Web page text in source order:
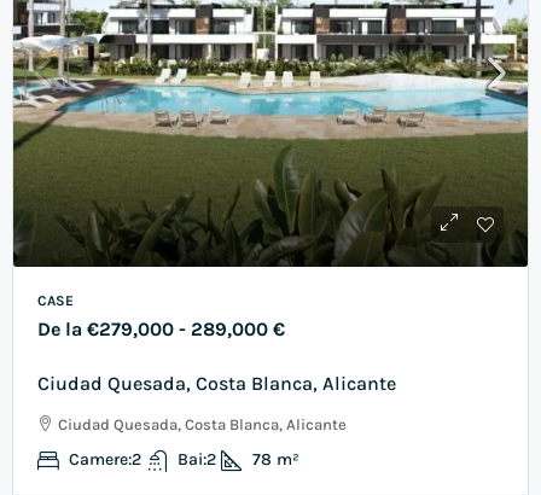
CASE
De la €279,000 - 289,000 €
Ciudad Quesada, Costa Blanca, Alicante
Ciudad Quesada, Costa Blanca, Alicante
Camere:2 Bai:2 78 m²